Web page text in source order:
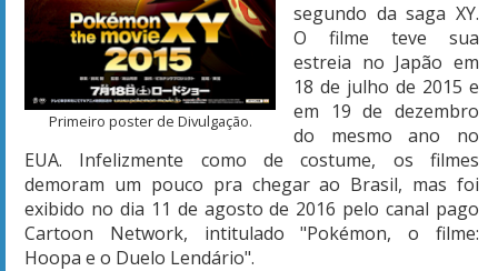
Primeiro poster de Divulgação.
segundo da saga XY.
O filme teve sua
estreia no Japão em
18 de julho de 2015 e
em 19 de dezembro
do mesmo ano no
EUA. Infelizmente como de costume, os filmes
demoram um pouco pra chegar ao Brasil, mas foi
exibido no dia 11 de agosto de 2016 pelo canal pago
Cartoon Network, intitulado "Pokémon, o filme:
Hoopa e o Duelo Lendário".